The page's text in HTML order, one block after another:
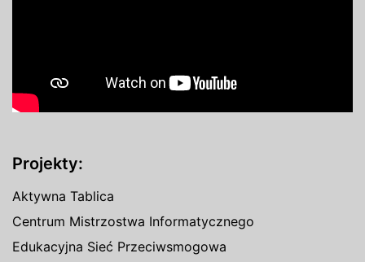
Projekty:
Aktywna Tablica
Centrum Mistrzostwa Informatycznego
Edukacyjna Sieć Przeciwsmogowa